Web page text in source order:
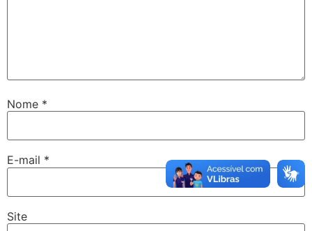
Nome *
E-mail *
Site